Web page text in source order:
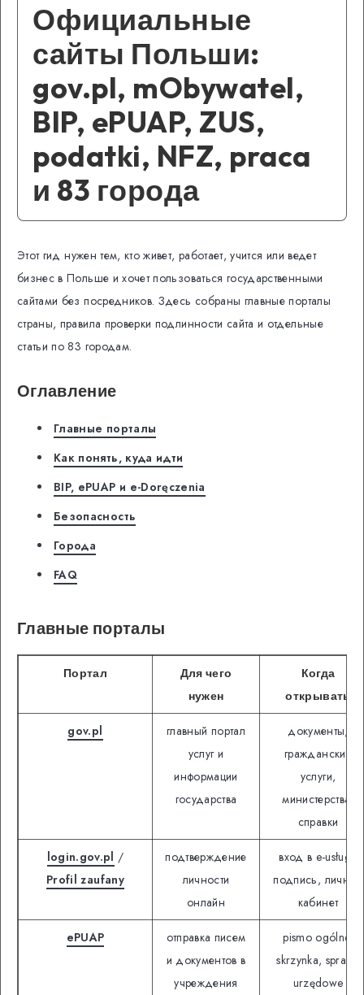
Официальные
сайты Польши:
gov.pl, mObywatel,
BIP, ePUAP, ZUS,
podatki, NFZ, praca
и 83 города
Этот гид нужен тем, кто живет, работает, учится или ведет
бизнес в Польше и хочет пользоваться государственными
сайтами без посредников. Здесь собраны главные порталы
страны, правила проверки подлинности сайта и отдельные
статьи по 83 городам.
Оглавление
Главные порталы
Как понять, куда идти
BIP, ePUAP и e-Doręczenia
Безопасность
Города
FAQ
Главные порталы
Портал
Для чего
нужен
Когда
открывать
gov.pl
главный портал
услуг и
информации
государства
документы,
гражданские
услуги,
министерства,
справки
login.gov.pl /
Profil zaufany
подтверждение
личности
онлайн
вход в e-usługi,
подпись, личный
кабинет
ePUAP
отправка писем
и документов в
учреждения
pismo ogólne,
skrzynka, sprawy
urzędowe